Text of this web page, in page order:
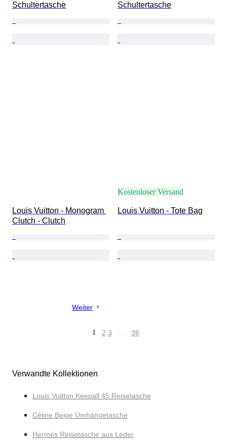
Schultertasche
Schultertasche
Louis Vuitton - Monogram
Clutch - Clutch
Kostenloser Versand
Louis Vuitton - Tote Bag
Weiter
1 2 3 … 36
Verwandte Kollektionen
Louis Vuitton Keepall 45 Reisetasche
Céline Beige Umhängetasche
Hermès Reisetasche aus Leder